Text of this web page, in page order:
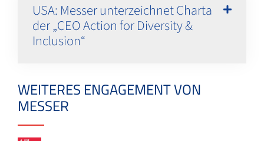
USA: Messer unterzeichnet Charta
der „CEO Action for Diversity &
Inclusion“
WEITERES ENGAGEMENT VON
MESSER